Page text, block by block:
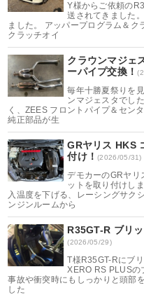
Y様からご依頼の
送されてきました
ました。 アッパープログラム＆ク
クラッチオイ
クラウンマジェ
ーパイプ交換！
毎年十勝夏祭りを
ンマジェスタでし
く、ZEES フロントパイプ＆セン
純正部品が生
GRヤリス HKS
付け！(2026/05/31)
デモカーのGRヤリ
ットを取り付けし
入温度を下げる、レーシングサク
ンジンルームから
R35GT-R ブリ
(2026/05/29)
T様R35GT-Rにブ
XERO RS PLUSの
事故や衝突時にもしっかりと頭部
した